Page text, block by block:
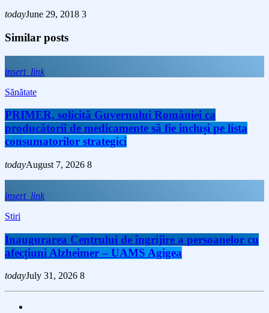
todayJune 29, 2018 3
Similar posts
insert_link
Sănătate
PRIMER, solicită Guvernului României ca
producătorii de medicamente să fie incluși pe lista
consumatorilor strategici
todayAugust 7, 2026 8
insert_link
Stiri
Inaugurarea Centrului de îngrijire a persoanelor cu
afecțiuni Alzheimer – UAMS Agigea
todayJuly 31, 2026 8